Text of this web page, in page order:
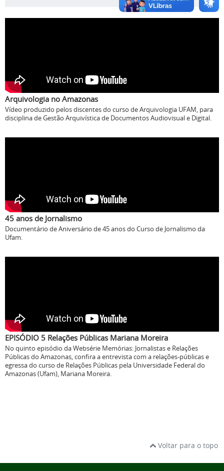
Arquivologia no Amazonas
Vídeo produzido pelos discentes do curso de Arquivologia UFAM, para
disciplina de Gestão Arquivística de Documentos Audiovisual e Digital.
45 anos de Jornalismo
Documentário de Aniversário de 45 anos do Curso de Jornalismo da
Ufam.
EPISÓDIO 5 Relações Públicas Mariana Moreira
No quinto episódio da Websérie Memórias: Jornalistas e Relações
Públicas do Amazonas, confira a entrevista com a relações-públicas e
egressa do curso de Relações Públicas pela Universidade Federal do
Amazonas (Ufam), Mariana Moreira.
Voltar para o topo